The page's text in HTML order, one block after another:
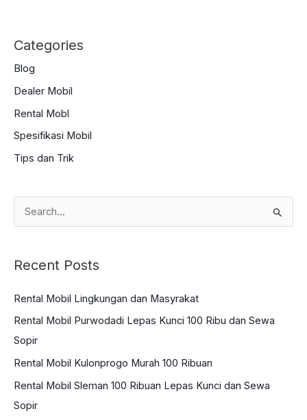
Categories
Blog
Dealer Mobil
Rental Mobl
Spesifikasi Mobil
Tips dan Trik
e
r
h
f
o
r
:
Recent Posts
Rental Mobil Lingkungan dan Masyrakat
Rental Mobil Purwodadi Lepas Kunci 100 Ribu dan Sewa
Sopir
Rental Mobil Kulonprogo Murah 100 Ribuan
Rental Mobil Sleman 100 Ribuan Lepas Kunci dan Sewa
Sopir